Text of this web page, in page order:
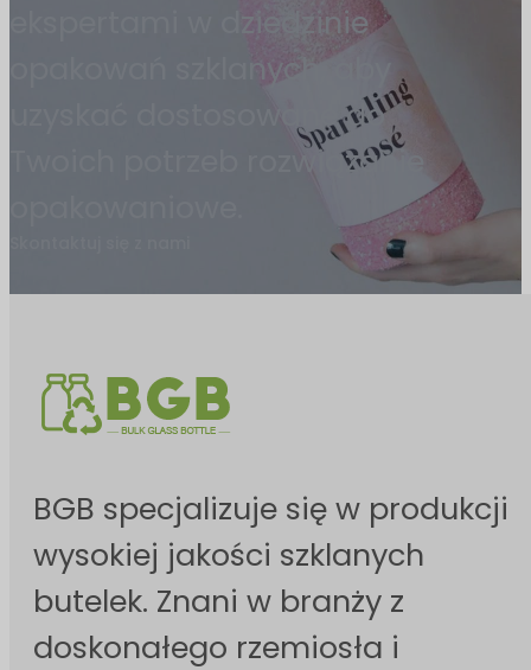
ekspertami w dziedzinie
opakowań szklanych, aby
uzyskać dostosowane do
Twoich potrzeb rozwiązanie
BGB specjalizuje się w produkcji
wysokiej jakości szklanych
butelek. Znani w branży z
doskonałego rzemiosła i